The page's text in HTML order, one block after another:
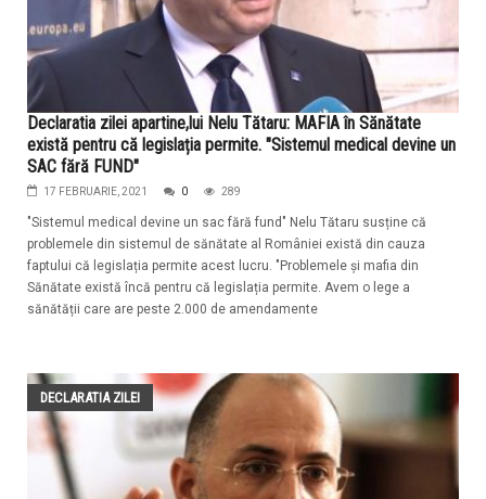
Declaratia zilei apartine,lui Nelu Tătaru: MAFIA în Sănătate
există pentru că legislația permite. "Sistemul medical devine un
SAC fără FUND"
17 FEBRUARIE, 2021 0 289
"Sistemul medical devine un sac fără fund" Nelu Tătaru susține că
problemele din sistemul de sănătate al României există din cauza
faptului că legislația permite acest lucru. "Problemele și mafia din
Sănătate există încă pentru că legislația permite. Avem o lege a
sănătății care are peste 2.000 de amendamente
DECLARATIA ZILEI